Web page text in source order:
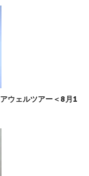
ウェルツアー＜8月1